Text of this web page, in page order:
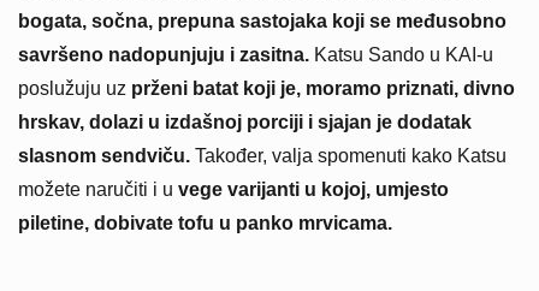
bogata, sočna, prepuna sastojaka koji se međusobno
savršeno nadopunjuju i zasitna. Katsu Sando u KAI-u
poslužuju uz prženi batat koji je, moramo priznati, divno
hrskav, dolazi u izdašnoj porciji i sjajan je dodatak
slasnom sendviču. Također, valja spomenuti kako Katsu
možete naručiti i u vege varijanti u kojoj, umjesto
piletine, dobivate tofu u panko mrvicama.